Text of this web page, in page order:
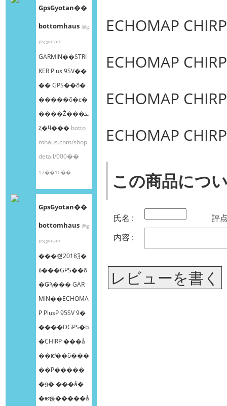
GpsGyotan��
bottomhaus @g
psgyotan
GARMIN��STRI
KER Plus 9SV��
�� GPS��õ�
�����õ�ε�
����Ź���ܥ
ȥ�ϥ��� botto
mhaus.com/shop
detail/000��
12��10��
GpsGyotan��
bottomhaus @g
psgyotan
���줬2018ǯ�
٥���GPS��õ
�Ǥϡ��� GAR
MIN��ECHOMA
P PlusP 95SV 9�
����DGPS�ե
�CHIRP ���å
��ѥͥ��õ���
��Ρ����ܸ�
�ǥ� ���å�
�ѥͥ롡�����å
ECHOMAP
ECHOMAP
ECHOMAP
ECHOMAP
この商品につ
氏名 :
評
内容 :
レビューを書く